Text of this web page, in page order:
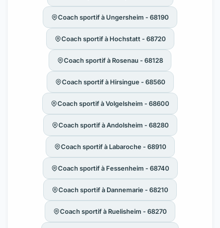
Coach sportif à Ungersheim - 68190
Coach sportif à Hochstatt - 68720
Coach sportif à Rosenau - 68128
Coach sportif à Hirsingue - 68560
Coach sportif à Volgelsheim - 68600
Coach sportif à Andolsheim - 68280
Coach sportif à Labaroche - 68910
Coach sportif à Fessenheim - 68740
Coach sportif à Dannemarie - 68210
Coach sportif à Ruelisheim - 68270